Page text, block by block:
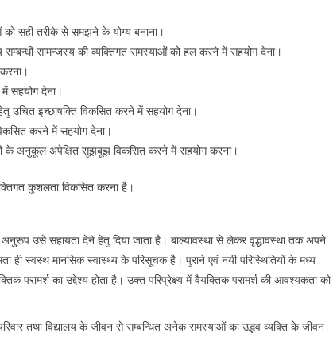
सही तरीके से समझने के योग्य बनाना।
सम्बन्धी सामन्जस्य की व्यक्तिगत समस्याओं को हल करने में सहयोग देना।
सहयोग देना।
हेतु उचित इच्छाषक्ति विकसित करने में सहयोग देना।
करने में सहयोग देना।
के अनुकूल अपेक्षित सूझबूझ विकसित करने में सहयोग करना।
कुशलता विकसित करना है।
उसे सहायता देने हेतु दिया जाता है। बाल्यावस्था से लेकर वृद्धावस्था तक अपने
ही स्वस्थ मानसिक स्वास्थ्य के परिसूचक है। पुराने एवं नयी परिस्थितियों के मध्य
परामर्श का उद्देश्य होता है। उक्त परिप्रेक्ष्य में वैयक्तिक परामर्श की आवश्यकता को
तथा विद्यालय के जीवन से सम्बन्धित अनेक समस्याओं का उद्भव व्यक्ति के जीवन